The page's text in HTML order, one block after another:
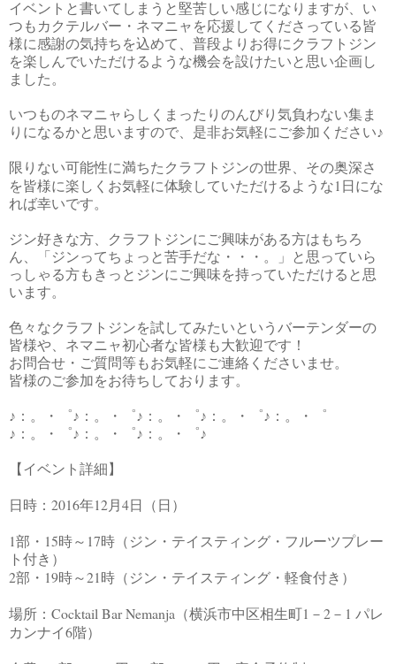
イベントと書いてしまうと堅苦しい感じになりますが、い
つもカクテルバー・ネマニャを応援してくださっている皆
様に感謝の気持ちを込めて、普段よりお得にクラフトジン
を楽しんでいただけるような機会を設けたいと思い企画し
ました。
いつものネマニャらしくまったりのんびり気負わない集ま
りになるかと思いますので、是非お気軽にご参加ください♪
限りない可能性に満ちたクラフトジンの世界、その奥深さ
を皆様に楽しくお気軽に体験していただけるような1 日にな
れば幸いです。
ジン好きな方、クラフトジンにご興味がある方はもちろ
ん、「ジンってちょっと苦手だな・・・。」と思っていら
っしゃる方もきっとジンにご興味を持っていただけると思
います。
色々なクラフトジンを試してみたいというバーテンダーの
皆様や、ネマニャ初心者な皆様も大歓迎です！
お問合せ・ご質問等もお気軽にご連絡くださいませ。
皆様のご参加をお待ちしております。
♪：。・゜♪：。・゜♪：。・゜♪：。・゜♪：。・゜
♪：。・゜♪：。・゜♪：。・゜♪
【イベント詳細】
日時： 2016年12月 4日（日）
1部・ 15時～ 17時（ジン・テイスティング・フルーツプレー
ト付き）
2部・ 19時～21時（ジン・テイスティング・軽食付き）
場所： Cocktail Bar Nemanja （横浜市中区相生町1－2－1 パレ
カンナイ6階）